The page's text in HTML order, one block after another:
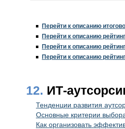
Перейти к описанию
Перейти к описанию
Перейти к описанию
Перейти к описанию
12. ИТ-
Тенденции развития
Основные критерии
Как организовать